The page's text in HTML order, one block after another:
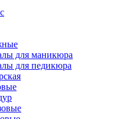
для маникюра
для педикюра